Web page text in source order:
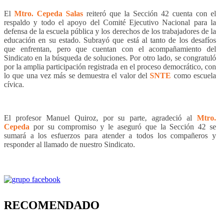
El Mtro. Cepeda Salas reiteró que la Sección 42 cuenta con el
respaldo y todo el apoyo del Comité Ejecutivo Nacional para la
defensa de la escuela pública y los derechos de los trabajadores de la
educación en su estado. Subrayó que está al tanto de los desafíos
que enfrentan, pero que cuentan con el acompañamiento del
Sindicato en la búsqueda de soluciones. Por otro lado, se congratuló
por la amplia participación registrada en el proceso democrático, con
lo que una vez más se demuestra el valor delSNTE como escuela
cívica.
El profesor Manuel Quiroz, por su parte, agradeció al Mtro.
Cepeda por su compromiso y le aseguró que la Sección 42 se
sumará a los esfuerzos para atender a todos los compañeros y
responder al llamado de nuestro Sindicato.
RECOMENDADO